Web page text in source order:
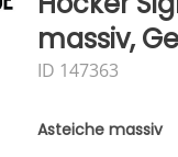
massiv,
ID 147363
Asteiche massiv